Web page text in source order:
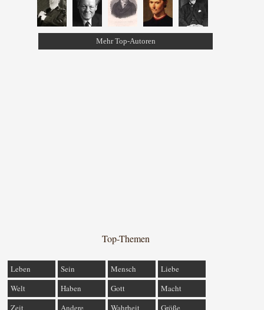
Mehr Top-Autoren
Top-Themen
Leben Sein Mensch
Liebe
Welt
Haben Gott
Macht
Zeit
Andere Wahrheit Größe